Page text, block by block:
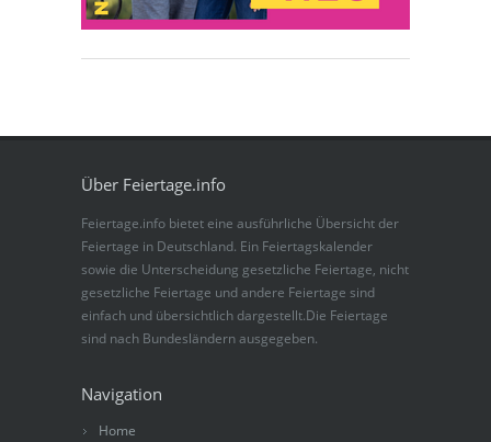
Über Feiertage.info
Feiertage.info bietet eine ausführliche Übersicht der
Feiertage in Deutschland. Ein Feiertagskalender
sowie die Unterscheidung gesetzliche Feiertage, nicht
gesetzliche Feiertage und andere Feiertage sind
einfach und übersichtlich dargestellt.Die Feiertage
sind nach Bundesländern ausgegeben.
Navigation
Home